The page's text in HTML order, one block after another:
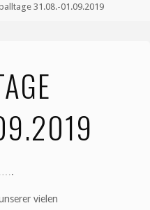
31.08.-01.09.2019
vielen